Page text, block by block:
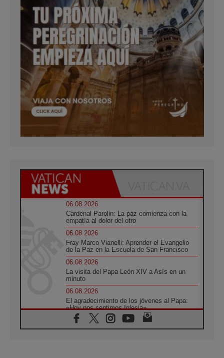
06.08.2026
Cardenal Parolin: La paz comienza con la
empatía al dolor del otro
06.08.2026
Fray Marco Vianelli: Aprender el Evangelio
de la Paz en la Escuela de San Francisco
06.08.2026
La visita del Papa León XIV a Asís en un
minuto
06.08.2026
El agradecimiento de los jóvenes al Papa:
«Hoy nos sentimos Iglesia»
06.08.2026
Líbano: Reanudan los coloquios en Roma en